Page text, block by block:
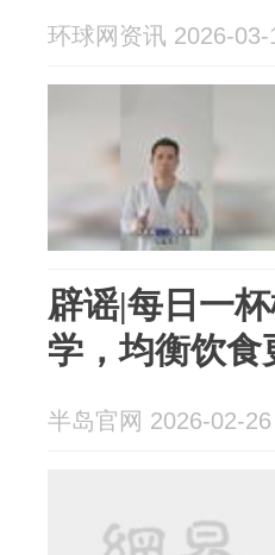
环球网资讯 2026-03-
辟谣|每日一
学，均衡饮食
半岛官网 2026-02-26